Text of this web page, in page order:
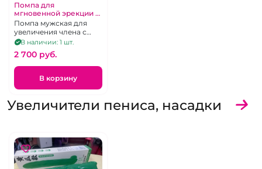
Помпа для
мгновенной эрекции и
роста члена
поршневая "Mans
pump"
Помпа мужская для
увеличения члена с
поршневым
механизмом и 3
сменными
уплотнителями
В наличии: 1 шт.
2 700 pуб.
В корзину
Увеличители пениса, насадки